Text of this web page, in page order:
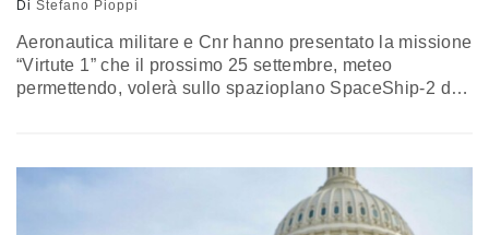
Di Stefano Pioppi
Aeronautica militare e Cnr hanno presentato la missione
“Virtute 1” che il prossimo 25 settembre, meteo
permettendo, volerà sullo spazioplano SpaceShip-2 di
Walter Villadei